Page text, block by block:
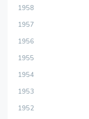
1958
1957
1956
1955
1954
1953
1952